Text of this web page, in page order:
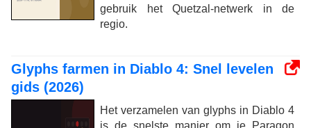
gebruik het Quetzal-netwerk in de
regio.
Glyphs farmen in Diablo 4: Snel levelen
gids (2026)
Het verzamelen van glyphs in Diablo 4
is de snelste manier om je Paragon